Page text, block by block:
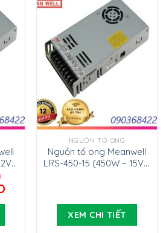
Giá
hiện
là:
NGUỒN TỔ ONG
Nguồn tổ ong Meanwell
LRS-450-15 (450W – 15V –
XEM CHI TIẾT